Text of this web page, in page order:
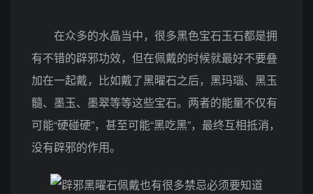
在众多的水晶当中，很多黑色宝石玉石都是拥
有不错的辟邪功效，但在佩戴的时候就最好不要叠
加在一起戴，比如戴了黑曜石之后，黑玛瑙、黑玉
髓、墨玉、墨翠等等这些宝石。两者的能量不仅有
可能“硬碰硬”，甚至可能“黑吃黑”，最终互相抵消，
没有辟邪的作用。